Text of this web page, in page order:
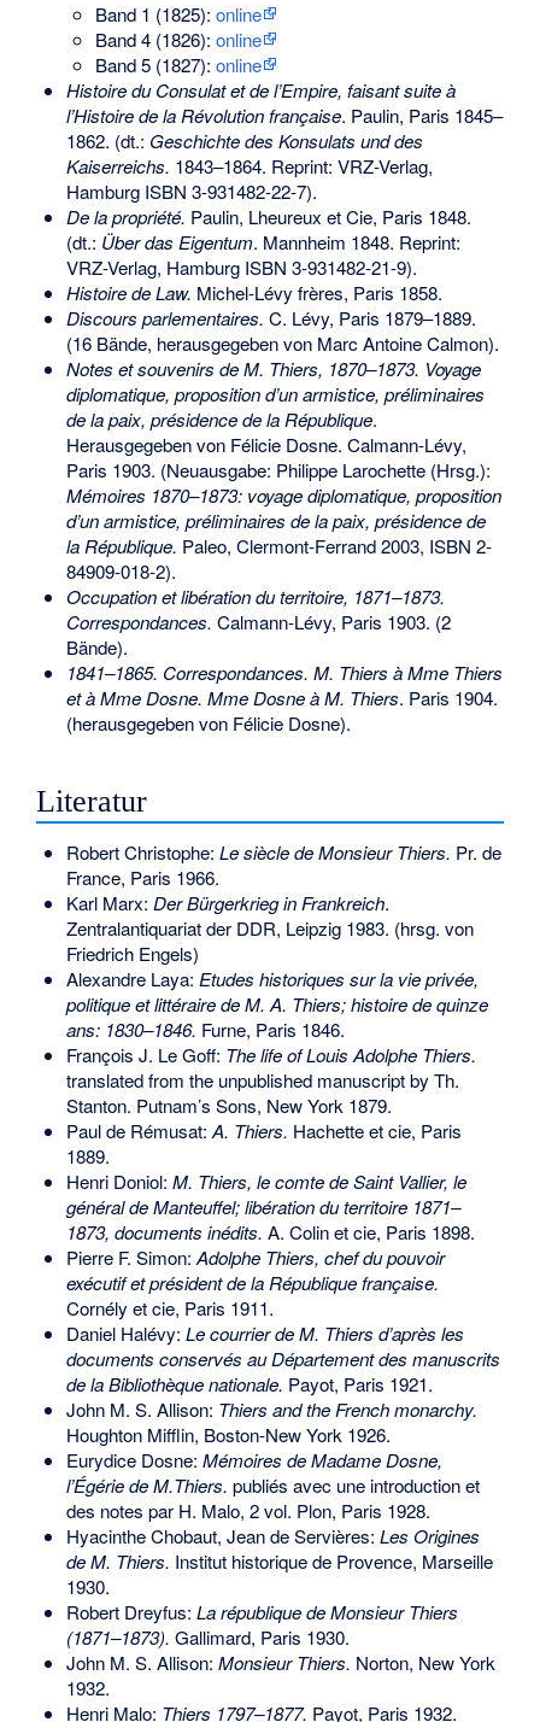
Band 1 (1825):online
Band 4 (1826):online
Band 5 (1827):online
Histoire du Consulat et de l’Empire, faisant suite à
l’Histoire de la Révolution française. Paulin, Paris 1845–
1862. (dt.: Geschichte des Konsulats und des
Kaiserreichs. 1843–1864. Reprint: VRZ-Verlag,
Hamburg ISBN 3-931482-22-7).
De la propriété. Paulin, Lheureux et Cie, Paris 1848.
(dt.: Über das Eigentum. Mannheim 1848. Reprint:
VRZ-Verlag, Hamburg ISBN 3-931482-21-9).
Histoire de Law. Michel-Lévy frères, Paris 1858.
Discours parlementaires. C. Lévy, Paris 1879–1889.
(16 Bände, herausgegeben von Marc Antoine Calmon).
Notes et souvenirs de M. Thiers, 1870–1873. Voyage
diplomatique, proposition d’un armistice, préliminaires
de la paix, présidence de la République.
Herausgegeben von Félicie Dosne. Calmann-Lévy,
Paris 1903. (Neuausgabe: Philippe Larochette (Hrsg.):
Mémoires 1870–1873: voyage diplomatique, proposition
d’un armistice, préliminaires de la paix, présidence de
la République. Paleo, Clermont-Ferrand 2003, ISBN 2-
84909-018-2).
Occupation et libération du territoire, 1871–1873.
Correspondances. Calmann-Lévy, Paris 1903. (2
Bände).
1841–1865. Correspondances. M. Thiers à Mme Thiers
et à Mme Dosne. Mme Dosne à M. Thiers. Paris 1904.
(herausgegeben von Félicie Dosne).
Literatur
Robert Christophe: Le siècle de Monsieur Thiers. Pr. de
France, Paris 1966.
Karl Marx: Der Bürgerkrieg in Frankreich.
Zentralantiquariat der DDR, Leipzig 1983. (hrsg. von
Friedrich Engels)
Alexandre Laya: Etudes historiques sur la vie privée,
politique et littéraire de M. A. Thiers; histoire de quinze
ans: 1830–1846. Furne, Paris 1846.
François J. Le Goff: The life of Louis Adolphe Thiers.
translated from the unpublished manuscript by Th.
Stanton. Putnam’s Sons, New York 1879.
Paul de Rémusat: A. Thiers. Hachette et cie, Paris
1889.
Henri Doniol: M. Thiers, le comte de Saint Vallier, le
général de Manteuffel; libération du territoire 1871–
1873, documents inédits. A. Colin et cie, Paris 1898.
Pierre F. Simon: Adolphe Thiers, chef du pouvoir
exécutif et président de la République française.
Cornély et cie, Paris 1911.
Daniel Halévy: Le courrier de M. Thiers d’après les
documents conservés au Département des manuscrits
de la Bibliothèque nationale. Payot, Paris 1921.
John M. S. Allison: Thiers and the French monarchy.
Houghton Mifflin, Boston-New York 1926.
Eurydice Dosne: Mémoires de Madame Dosne,
l’Égérie de M.Thiers. publiés avec une introduction et
des notes par H. Malo, 2 vol. Plon, Paris 1928.
Hyacinthe Chobaut, Jean de Servières: Les Origines
de M. Thiers. Institut historique de Provence, Marseille
1930.
Robert Dreyfus: La république de Monsieur Thiers
(1871–1873). Gallimard, Paris 1930.
John M. S. Allison: Monsieur Thiers. Norton, New York
1932.
Henri Malo: Thiers 1797–1877. Payot, Paris 1932.